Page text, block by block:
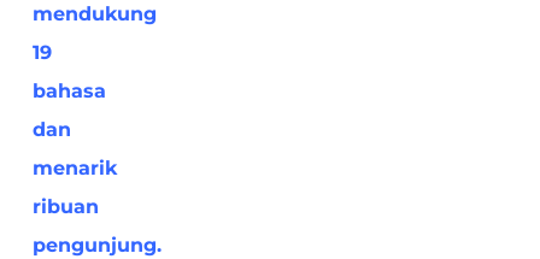
mendukung
19
bahasa
dan
menarik
ribuan
pengunjung.